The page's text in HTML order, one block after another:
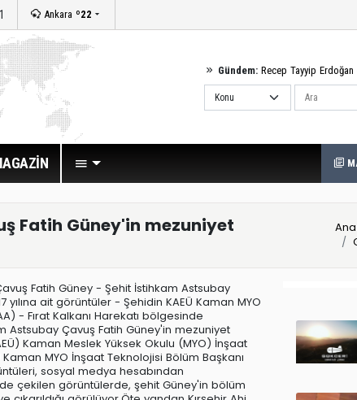
Ankara º22
Gündem: Recep Tayyip Erdoğan
Ara
Fatih Güney'in mezuniyet
Fatih Güney - Şehit İstihkam Astsubay
ait görüntüler - Şehidin KAEÜ Kaman MYO
- Fırat Kalkanı Harekatı bölgesinde
Astsubay Çavuş Fatih Güney'in mezuniyet
Kaman Meslek Yüksek Okulu (MYO) İnşaat
MYO İnşaat Teknolojisi Bölüm Başkanı
sosyal medya hesabından
çekilen görüntülerde, şehit Güney'in bölüm